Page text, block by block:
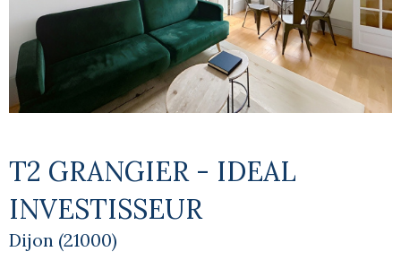
T2 GRANGIER - IDEAL
INVESTISSEUR
Dijon (21000)